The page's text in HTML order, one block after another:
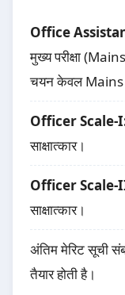
Office
मुख्य परीक्षा
चयन केवल Mains
Officer Scale-
साक्षात्कार।
Officer Scale-
साक्षात्कार।
अंतिम मेरिट सूची
तैयार होती है।